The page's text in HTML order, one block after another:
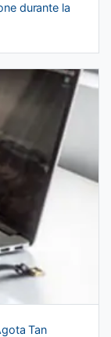
durante la
Tan